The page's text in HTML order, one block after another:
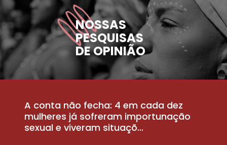
NOSSAS
PESQUISAS
DE OPINIÃO
A conta não fecha: 4 em cada dez
mulheres já sofreram importunação
sexual e viveram situaçõ...